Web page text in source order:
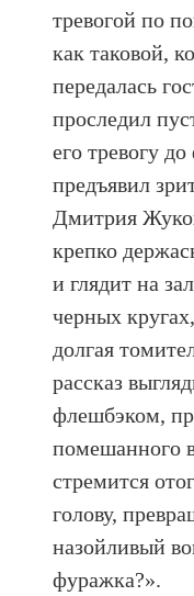
тревогой по
как таковой,
передалась
проследил
его тревогу
предъявил
Дмитрия
крепко
и глядит на
черных
долгая
рассказ
флешбэком,
помешанного
стремится
голову,
назойливый
фуражка?».